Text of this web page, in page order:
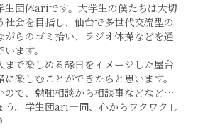
生団体ariです。大学生の僕たちは大切
社会を目指し、仙台で多世代交流型の
がらのゴミ拾い、ラジオ体操などを通
ます。
まで楽しめる縁日をイメージした屋台
楽しむことができたらと思います。
ので、勉強相談から相談事などなど…
う。学生団ari一同、心からワクワクし